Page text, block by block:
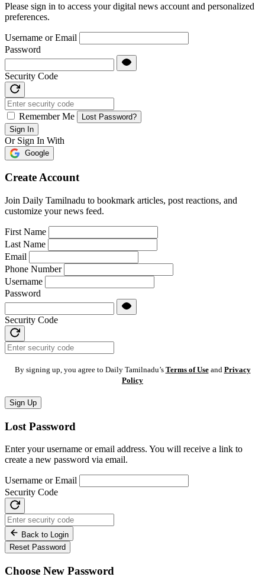
Please sign in to access your digital news account and personalized
preferences.
Username or Email
Password
Security Code
Remember Me
Lost Password?
Sign In
Or Sign In With
Google
Create Account
Join Daily Tamilnadu to bookmark articles, post reactions, and
customize your news feed.
First Name
Last Name
Email
Phone Number
Username
Password
Security Code
By signing up, you agree to Daily Tamilnadu’s Terms of Useand Privacy
Policy
Sign Up
Lost Password
Enter your username or email address. You will receive a link to
create a new password via email.
Username or Email
Security Code
Back to Login
Reset Password
Choose New Password